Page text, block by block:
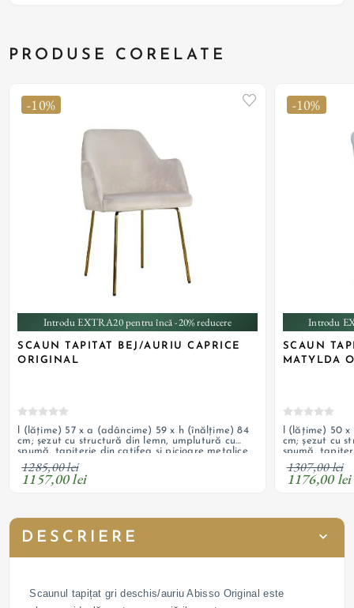
PRODUSE CORELATE
-10%
Introdu EXTRA20 pentru încă -20% reducere
SCAUN TAPITAT BEJ/AURIU CAPRICE
ORIGINAL
l (lățime) 57 x a (adâncime) 59 x h (înălțime) 84
cm; șezut cu structură din lemn, umplutură cu
spumă, tapițerie din catifea și picioare metalice
cromate auriu; personalizabil
1285,00 lei
1157,00 lei
-10%
Introdu
SCAUN
MATYLDA
l (lățime) 50
cm; șezut cu
spumă,
cromate
1307,00 lei
1176,00 lei
DESCRIERE
Scaunul tapițat gri deschis/auriu Abisso Original este